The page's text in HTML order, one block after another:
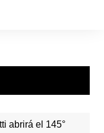
abrirá el 145°